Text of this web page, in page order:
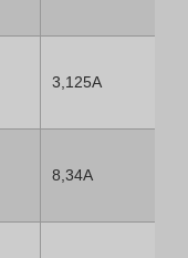
3,125A
8,34A